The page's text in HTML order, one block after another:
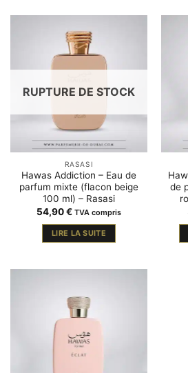
RUPTURE DE STOCK
RASASI
Hawas Addiction – Eau de
parfum mixte (flacon beige
100 ml) – Rasasi
54,90€ TVA compris
LIRE LA SUITE
de